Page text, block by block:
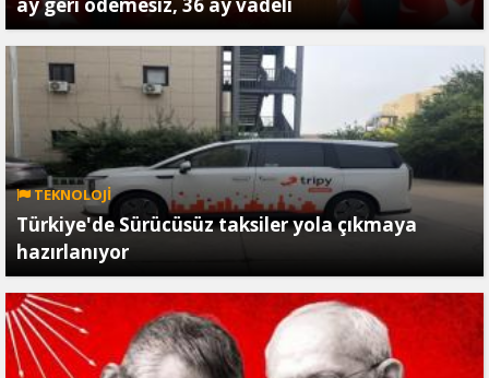
TEKNOLOJİ
Türkiye'de Sürücüsüz taksiler yola çıkmaya
hazırlanıyor